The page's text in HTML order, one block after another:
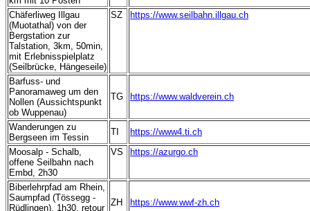
Chäferliweg Illgau
(Muotathal) von der
Bergstation zur
Talstation, 3km, 50min,
mit Erlebnisspielplatz
(Seilbrücke, Hängeseile)
SZ https://www.seilbahn.illgau.ch
Barfuss- und
Panoramaweg um den
Nollen (Aussichtspunkt
ob Wuppenau)
TG https://www.waldverein.ch
Wanderungen zu
Bergseen im Tessin
TI
https://www4.ti.ch
Moosalp - Schalb,
offene Seilbahn nach
Embd, 2h30
VS https://azurgo.ch
Biberlehrpfad am Rhein,
Saumpfad (Tössegg -
Rüdlingen), 1h30, retour
ZH https://www.wwf-zh.ch